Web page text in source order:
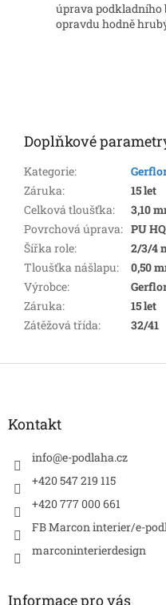
úprava podkladního
opravdu hodně
Doplňkové
Kategorie:
Záruka:
15 let
Celková tloušťka:
3,10
Povrchová úprava: PU
Šířka role:
2/3/4
Tloušťka nášlapu:
0,50
Výrobce:
Záruka:
15 let
Zátěžová třída: 32/41
Z
Kontakt
info@e-podlaha.cz
+420 547 219 115
+420 777 000 661
FB Marcon interier/e-
marconinterierdesign
Informace pro vás